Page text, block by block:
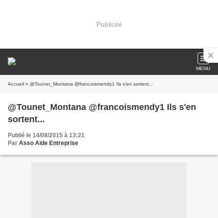
Publicité
MENU
Accueil » @Tounet_Montana @francoismendy1 Ils s'en sortent...
@Tounet_Montana @francoismendy1 Ils s'en
sortent...
Publié le 14/08/2015 à 13:21
Par Asso Aide Entreprise